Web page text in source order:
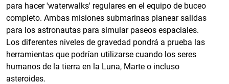
para hacer 'waterwalks' regulares en el equipo de buceo
completo. Ambas misiones submarinas planear salidas
para los astronautas para simular paseos espaciales.
Los diferentes niveles de gravedad pondrá a prueba las
herramientas que podrían utilizarse cuando los seres
humanos de la tierra en la Luna, Marte o incluso
asteroides.